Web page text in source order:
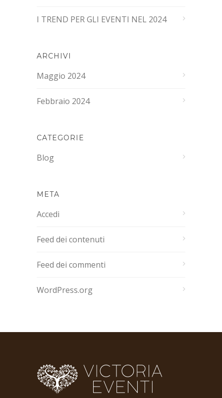
I TREND PER GLI EVENTI NEL 2024
ARCHIVI
Maggio 2024
Febbraio 2024
CATEGORIE
Blog
META
Accedi
Feed dei contenuti
Feed dei commenti
WordPress.org